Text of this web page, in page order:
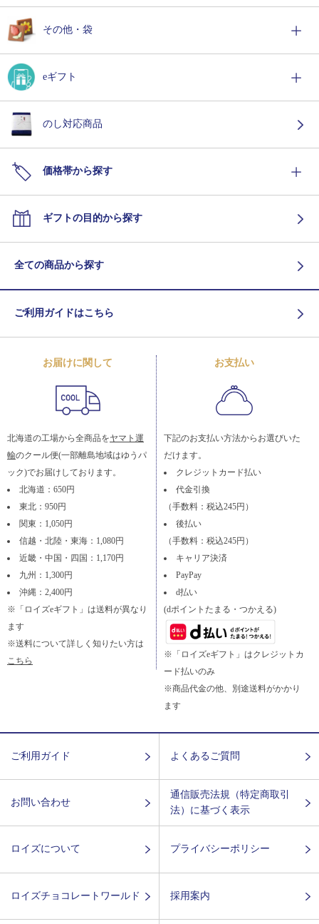
その他・袋
eギフト
のし対応商品
価格帯から探す
ギフトの目的から探す
全ての商品から探す
ご利用ガイドはこちら
お届けに関して
北海道の工場から全商品をヤマト運
輸のクール便(一部離島地域はゆうパ
ック)でお届けしております。
北海道：650円
東北：950円
関東：1,050円
信越・北陸・東海：1,080円
近畿・中国・四国：1,170円
九州：1,300円
沖縄：2,400円
※「ロイズeギフト」は送料が異なり
ます
※送料について詳しく知りたい方は
こちら
お支払い
下記のお支払い方法からお選びいた
だけます。
クレジットカード払い
代金引換
（手数料：税込245円）
後払い
（手数料：税込245円）
キャリア決済
PayPay
d払い
(dポイントたまる・つかえる)
※「ロイズeギフト」はクレジットカ
ード払いのみ
※商品代金の他、別途送料がかかり
ます
ご利用ガイド よくあるご質問
お問い合わせ
通信販売法規（特定商取引
法）に基づく表示
ロイズについて プライバシーポリシー
ロイズチョコレートワールド 採用案内